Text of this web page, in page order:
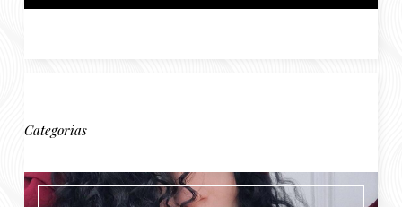
Categorias